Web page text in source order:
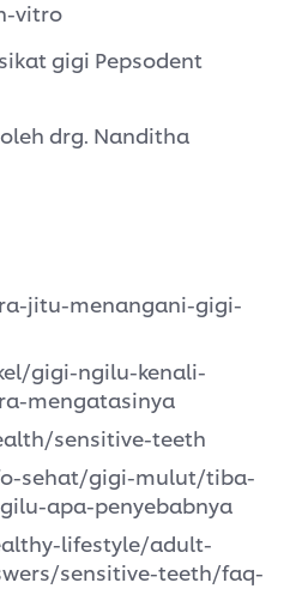
vitro
gigi Pepsodent
drg. Nanditha
jitu-menangani-gigi-
gigi-ngilu-kenali-
mengatasinya
sensitive-teeth
sehat/gigi-mulut/tiba-
apa-penyebabnya
lifestyle/adult-
sensitive-teeth/faq-